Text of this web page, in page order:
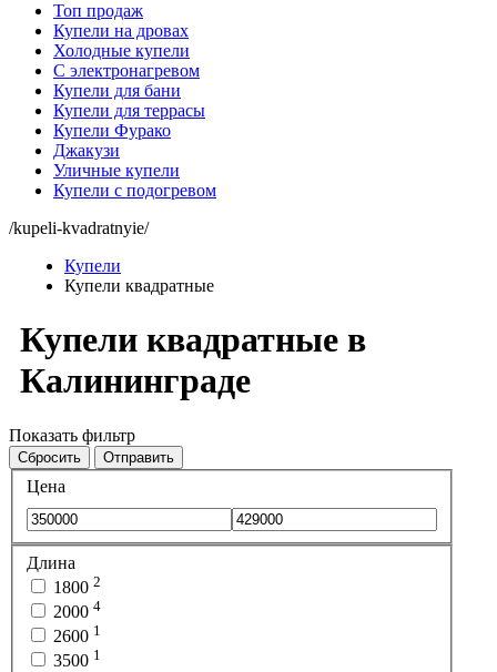
Топ продаж
Купели на дровах
Холодные купели
С электронагревом
Купели для бани
Купели для террасы
Купели Фурако
Джакузи
Уличные купели
Купели с подогревом
/kupeli-kvadratnyie/
Купели
Купели квадратные
Купели квадратные в
Калининграде
Показать фильтр
Сбросить Отправить
Цена
Длина
1800 2
2000 4
2600 1
3500 1